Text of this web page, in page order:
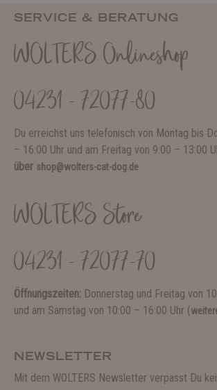
SERVICE & BERATUNG
WOLTERS Onlineshop
04231 - 72077-80
Du erreichst uns telefonisch von Montag bis
– 16:00 Uhr und am Freitag von 9:00 – 13:00
über shop@wolters-cat-dog.de
WOLTERS Store
04231 - 72077-70
Öffnungszeiten: Donnerstag und Freitag von
und am Samstag von 10:00 – 16:00 Uhr (
NEWSLETTER
Mit dem WOLTERS Newsletter verpasst Du